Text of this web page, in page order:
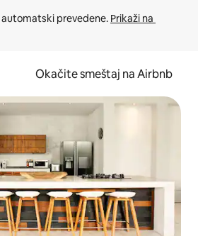
prevedene. Prikaži na
Okačite smeštaj na Airbnb